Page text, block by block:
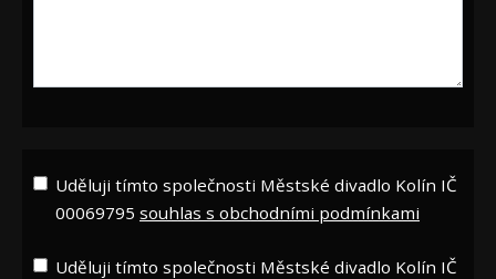
Uděluji tímto společnosti Městské divadlo Kolín IČ
00069795 souhlas s obchodními podmínkami
Uděluji tímto společnosti Městské divadlo Kolín IČ